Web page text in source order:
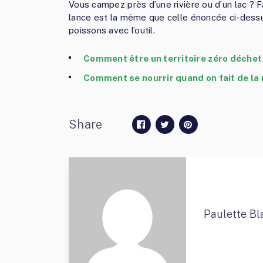
Vous campez près d’une rivière ou d’un lac
lance est la même que celle énoncée ci-
poissons avec l’outil.
Comment être un territoire zéro déchet
Comment se nourrir quand on fait de la
Share
Paulette